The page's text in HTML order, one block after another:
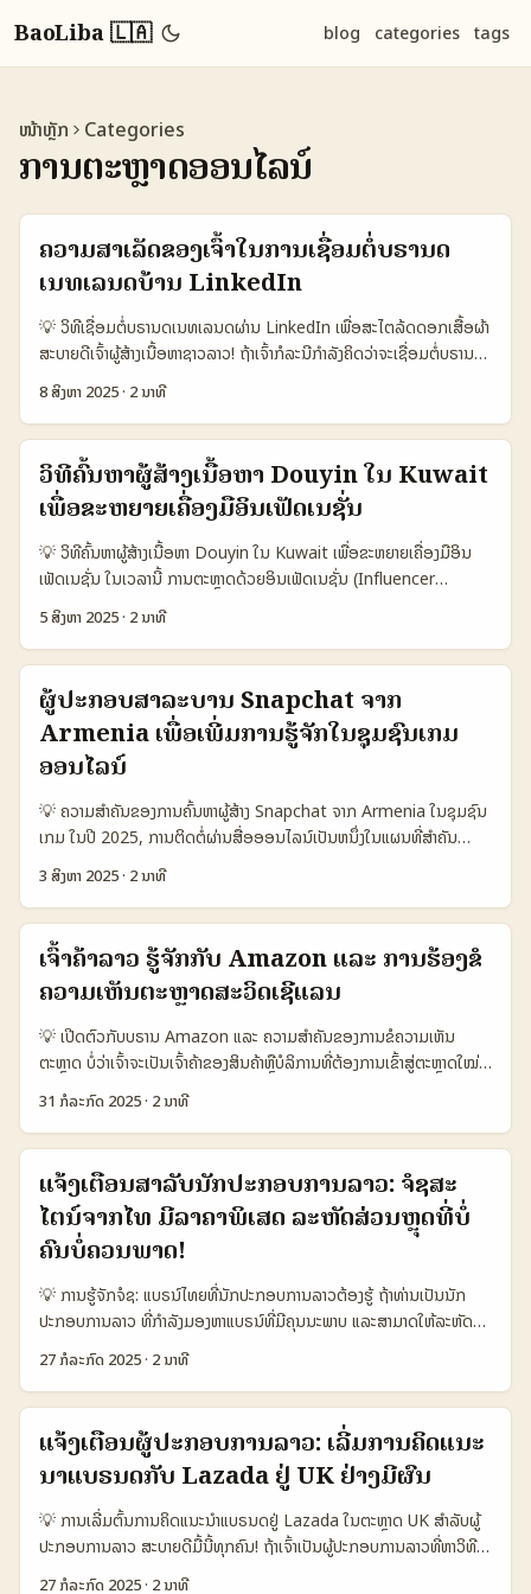
BaoLiba 🇱🇦 blog categories tags
ໜ້າຫຼັກ Categories
ການຕະຫຼາດອອນໄລນ໌
ຄວາມສຳເລັດຂອງເຈົ້າໃນການເຊື່ອມຕໍ່ບຣານດ
ເນທເລນດບ້ານ LinkedIn
💡 ວິທີເຊື່ອມຕໍ່ບຣານດເນທເລນດຜ່ານ LinkedIn ເພື່ອສະໄຕລ້ດດອກເສື້ອຜ້າ
ສະບາຍດີເຈົ້າຜູ້ສ້າງເນື້ອຫາຊາວລາວ! ຖ້າເຈົ້າກໍລະນີກຳລັງຄິດວ່າຈະເຊື່ອມຕໍ່ບຣານດ
ເນທເລນດ (Netherlands brands) ເພື່ອເຮັດຄວາມຮ່ວມມືສ້າງແບບສະໄຕ
ລ້ດແບບໃໝ່ໃຫ້ໄດ້ດ້ວຍສິນຄ້າຂອງເຂົາ ຜ່ານ LinkedIn, ບົດນີ້ຈະຊ່ວຍເຈົ້າຂອບ
ຂໍ້ມູນທີ່ເປັນຈິງແລະສາມາດນໍາໄປປະຕິບັດໄດ້ຈິງໆ. LinkedIn ເປັນແພດຟອມທີ່
ມີຄວາມນິຍົມສູງສໍາລັບຜູ້ເຮັດວຽກໃນດ້ານການຕະຫຼາດອອນໄລນ໌ ແລະການສ້າງ
ແບບສະໄຕລ້ດ. ການເຊື່ອມຕໍ່ກັບບຣານດເນທເລນດຜ່ານ LinkedIn ບໍ່ແມ່ນ
ເພີ່ມຜູ້ຕິດຕາມງ່າຍໆຢ່າງດຽວເທົ່ານັ້ນ ແຕ່ມັນແມ່ນການສ້າງຄວາມສົນທະນາທີ່ມີ
ຄຸນຄ່າ, ສະເຫຼີມສົດແລະຄວາມເຂົ້າໃຈໃນບໍລິສັດພາຍໃນ. ໃນລາຍລະອຽດ, ເຈົ້າ
ຄວນເລືອກບຣານດເນທເລນດທີ່ສົມພັດກັບແບບສະໄຕລ້ດຂອງເຈົ້າ, ຕິດຕໍ່ຜ່ານ
LinkedIn ໂດຍການສ້າງໂປຣໄຟລ໌ທີ່ມີຜົນງານສະແດງໃຫ້ເຫັນ, ແລະເລືອກໃຊ້ຄຳ
ສົ່ງທີ່ມີຄວາມມຸ່ງຫມັ້ນແລະສະແດງເຖິງຄຸນຄ່າທີ່ເຈົ້າສາມາດນໍາໃຊ້ໃນການເປັນ
ບຣານດເນທເລນດ 🧩 ມາດຕະຖານ ການສ້າງໂປຣໄຟລ໌ທີ່ດີ ການຕິດຕໍ່ພາລະກິດ
ການສົນທະນາທີ່ມີຄຸນຄ່າ ອັດຕາຜູ້ເຂົ້າໃຊ້ LinkedIn ຈາກເນທເລນດ 85%
70% 60% ອັດຕາການເຮັດຄວາມສົນທະນາກັບບຣານດ 65% 80% 70%
ອັດຕາການຮັບຮອງການຮ່ວມມືດ້ວຍບຣານດ 50% 60% 75% ຈາກຕາຕະລາງ
ຈະເຫັນໄດ້ວ່າການສ້າງໂປຣໄຟລ໌ທີ່ດີແລະການຕິດຕໍ່ພາລະກິດຢູ່ໃນລະດັບສູງຊ່ວຍ
ເພີ່ມອັດຕາການເຮັດຄວາມສົນທະນາກັບບຣານດ ແລະການຮັບຮອງການຮ່ວມມື
ກັບບຣານດດີຂຶ້ນ. ນີ້ແມ່ນສິ່ງທີ່ຜູ້ສ້າງເນື້ອຫາຄວນເຊັ່ນໃຈໃນຕອນເລີ່ມຕົ້ນການ
ຕິດຕໍ່ຂອງພວກເຂົາກັບບຣານດ. 😎 MaTitie ການສະແດງໃຫ້ເຫັນ ສະບາຍດີ ນີ້
ແມ່ນ MaTitie ຜູ້ຂຽນບົດນີ້ ແລະເປັນຜູ້ຊົມຊິງຄວາມແບບສະໄຕລ້ດທີ່ຫຼາຍຄົນ
ຮັກ. ຂ້ອຍມີປະສົບການພົບກັບ VPN ແລະການຫາວິທີໃຫ້ເຂົ້າເຖິງແພດຟອມຕ່າງໆ
ທີ່ຖືກຈັດກັບແບບລາວຢ່າງລະອຽດ. ຖ້າເຈົ້າຕ້ອງການເຂົ້າເຖິງ LinkedIn ໄດ້ດ້ວຍ
ຄວາມໄວ ປອດໄພ ແລະຮູ້ສຶກສະດວກສະບາຍ — ຂ້ອຍແນະນຳ NordVPN
ເລີຍ. ມັນເຮັດໃຫ້ເຈົ້າປິດບຸກກັບໂລກອອນໄລນ໌ໄດ້ຢ່າງງ່າຍດາຍ. ...
8 ສິງຫາ 2025· 2 ນາທີ
ວິທີຄົ້ນຫາຜູ້ສ້າງເນື້ອຫາ Douyin ໃນ Kuwait
ເພື່ອຂະຫຍາຍເຄື່ອງມືອິນເຟັດເນຊັ່ນ
💡 ວິທີຄົ້ນຫາຜູ້ສ້າງເນື້ອຫາ Douyin ໃນ Kuwait ເພື່ອຂະຫຍາຍເຄື່ອງມືອິນ
ເຟັດເນຊັ່ນ ໃນເວລານີ້ ການຕະຫຼາດດ້ວຍອິນເຟັດເນຊັ່ນ (Influencer
Marketing) ເປັນຫນຶ່ງໃນແນວທາງທີ່ເຮົາສາມາດເພີ່ມການຮູ້ຈັກສິນຄ້າ ແລະ
ບໍລິການໄດ້ຢ່າງມີປະສິດທິພາບ. ແຕ່ການຫາຜູ້ສ້າງເນື້ອຫາທີ່ເໝາະສົມສຳລັບຕະຫຼາດ
ທົ່ວໂລກ ເຊິ່ງໃນເທັກນິກຂອງ Douyin ແມ່ນແນວທາງທີ່ກຳລັງເປັນທົ່ວໄປ. ໂດຍມີ
ຜູ້ສ້າງເນື້ອຫາຈາກ Kuwait ທີ່ກໍ່ຕັ້ງຕົ້ນໃນແພລດຟອມນີ້ ແລະມີຄວາມສາມາດໃນ
ການຂະຫຍາຍເຄື່ອງມືອິນເຟັດເນຊັ່ນໃນຕະຫຼາດພາຍໃນພາກພື້ນ. ຫຼາຍຄົນອາດຈະ
ສົນໃຈວ່າ ຈະເລືອກຫຼືຫາຜູ້ສ້າງເນື້ອຫາ Douyin ຢ່າງໃດໃນ Kuwait ເພື່ອ
ຂະຫຍາຍອິນເຟັດເນຊັ່ນຂອງຕົນ. ຈິງແລ້ວ, ພວກເຮົາຈະມາເບິ່ງວິທີທີ່ຈະຊ່ວຍໃຫ້
ນີ້ຢ່າງມີປະສິດທິພາບ. ຂ້ອຍເປັນຜູ້ເຄັງຄວາມຮູ້ແລະມີປະສົບການລະອຽດໃນການ
ຂາຍອອນໄລນ໌ ກັບແພລດຟອມໃນທົ່ວໂລກ ເຊັ່ນ Douyin. ມາຮອດບາງຈຸດທີ່ຈະ
ຊ່ວຍໃຫ້ທ່ານນຳໄປສູ່ຄວາມສຳເລັດໃນການຂະຫຍາຍອິນເຟັດເນຊັ່ນຂອງທ່ານໃນ
Kuwait ຢ່າງເຂັ້ມແຂງ. 📊 ຕາຕະລາງສະຫຼຸບຂໍ້ມູນ: ການປຽບທຽບແພລດຟອມ
Douyin ໃນ Kuwait ແລະ ພາກພື້ນທີ່ອື່ນ 🧩 ມາດຕະຖານ Douyin
Kuwait Douyin ຈີນ ອື່ນໆ (TikTok ໂລກ) 👥 ຜູ້ໃຊ້ລາຍເດືອນ 150.000
700.000.000 1.200.000.000 📈 ອັດຕາການແປງແປງສິນຄ້າ 10% 25%
15% 💰 ລາຍໄດ້ເຉີຍຜູ້ສ້າງ (ກີບ/ເດືອນ) 1.500.000 15.000.000
3.000.000 🛠️ ເຄື່ອງມືຈັດການ ພື້ນຖານດີ ອັດຕະໂນມັດເຕັກນິກສູງ
ອັດຕະໂນມັດປານກາງ 🌐 ຄວາມນິຍົມໃນພາກພື້ນ ກຳລັງເພີ່ມຂຶ້ນ ສູງຫຼາຍ ສະເລ່ຍ
ຈາກຕາຕະລາງພວກເຮົາເຫັນວ່າ Douyin ໃນ Kuwait ຍັງເປັນແພລດຟອມທີ່
ກຳລັງພັດທະນາ ແລະມີຜູ້ໃຊ້ນ້ອຍກວ່າໃນຈີນ ແຕ່ກໍມີຄວາມສາມາດໃນການ
ຂະຫຍາຍເຄື່ອງມືອິນເຟັດເນຊັ່ນໄດ້ໃນພາກພື້ນຂອງຕົນ. ເຄື່ອງມືຈັດການເນື້ອຫາທີ່
ມີໃນຈີນມີຄວາມພັດທະນາສູງ ແລະສາມາດຊ່ວຍເພີ່ມປະສິດທິພາບໃຫ້ກັບຜູ້ສ້າງ
ເນື້ອຫາທົ່ວໂລກໄດ້ດີຂຶ້ນ. ສຳລັບຄົນທີ່ຢາກເຂົ້າໃຈ ແລະຂະຫຍາຍເຄື່ອງມືອິນເຟັດເນ
ຊັ່ນໃນ Kuwait ບາງສ່ວນຂອງການຮ່ວມມືທາງການຕະຫຼາດ ແລະການໃຊ້ເຄື່ອງມື
ເພື່ອການວິເຄາະຜູ້ຊົມ ເປັນສິ່ງທີ່ຈຳເປັນຫຼາຍ. ...
5 ສິງຫາ 2025· 2 ນາທີ
ຜູ້ປະກອບສາລະບານ Snapchat ຈາກ
Armenia ເພື່ອເພີ່ມການຮູ້ຈັກໃນຊຸມຊົນເກມ
ອອນໄລນ໌
💡 ຄວາມສຳຄັນຂອງການຄົ້ນຫາຜູ້ສ້າງ Snapchat ຈາກ Armenia ໃນຊຸມຊົນ
ເກມ ໃນປີ 2025, ການຕິດຕໍ່ຜ່ານສື່ອອອນໄລນ໌ເປັນຫນຶ່ງໃນແຜນທີ່ສໍາຄັນ
ສຳລັບບໍລິສັດອອນໄລນ໌ເກມ ແລະການຕິດຕໍ່ກັບຜູ້ສ້າງເນັນທົ່ວໂລກ. ສຳລັບເຮົາທີ່
ຢູ່ລາວ, ການຫາຜູ້ສ້າງ Snapchat ຈາກ Armenia ແມ່ນສິ່ງທີ່ຕ້ອງເຮັດໃນວິທີ
ທີ່ເຂົ້າກັບພາຍໃນກຸ່ມເກມອອນໄລນ໌ຢ່າງມີປະສິດທິພາບ. Snapchat ບໍລິສັດສ້າງ
ຄວາມເປັນນຳໃນດ້ານ AR ຜ່ານເຄື່ອງມື Lens ທີ່ເຮັດໃຫ້ຜູ້ໃຊ້ມີປະສົບການຕິດຕໍ່
ດ້ວຍຄວາມສົນໃຈແບບໃໝ່ໆ ແລະ AI ຊ່ວຍໃຫ້ຜູ້ສ້າງສາມາດສ້າງເນັນໄດ້ງ່າຍຂຶ້ນ
ຫຼາຍເພື່ອການປະກາດໃນຊຸມຊົນເກມ. ການຕິດຕໍ່ຜ່ານ Snapchat ເປັນທາງ
ຮູ້ຈັກໃນຊຸມຊົນເກມອອນໄລນ໌ຂອງ Armenia ໂດຍການເລືອກຜູ້ສ້າງເນັນທີ່ມີ
ຄວາມເຂົ້າໃຈໃນເກມ ແລະໃຊ້ການເຄື່ອນໄຫວຂອງ AR ແລະ AI ເພື່ອສ້າງຄວາມ
ສົນໃຈ. 📊 ຕາຕະລາງການພັດທະນາ Snapchat ແລະຜູ້ສ້າງເນັນທີ່ຈາກຕ່າງ
Snapchat Creators Global Average 👥 ຜູ້ໃຊ້ລາຍເດືອນ (ລ້ານຄົນ)
0.15 0.05 0.85 💰 ລາຍໄດ້ເປັນສິນເງິນດອລລາຕ່າງປະເທດ (ການເງິນຕ່າງ
ປະເທດມາກກວ່າ) 12% 7% 9% 📈 ອັດຕາການເຜີຍແຜ່ເນັນ AR 28%
15% 20% 🧑‍🎤 ຜູ້ສ້າງເນັນທີ່ມີສະຫຼຸບກວ່າ 10.000 ຕິດຕາມ 350 90
2.000 🔍 ອັດຕາການໃຊ້ AI ໃນການພັດທະນາເນັນ 85% 60% 75%
ຕາຕະລາງເຮັດໃຫ້ເຫັນວ່າ ຜູ້ສ້າງ Snapchat ຈາກ Armenia ມີການເຜີຍແຜ່
ເນັນ AR ແລະການໃຊ້ AI ສູງກວ່າສະເພາະໃນພື້ນທີ່ຂອງລາວ. ນີ້ແມ່ນເຄື່ອງຊ່ວຍທີ່
ສໍາຄັນໃນການສ້າງຄວາມຮູ້ຈັກໃນຊຸມຊົນເກມອອນໄລນ໌. ດ້ວຍດາວໄລ້ເນັນ
ເທັກໂນໂລຊີຫຼາຍແລະຜູ້ສ້າງທີ່ມີຄວາມສາມາດສູງ, ການຕິດຕໍ່ໃນພື້ນທີ່ນີ້ຈະເຮັດໃຫ້
ແບຣນດເກມຂອງທ່ານມີຄວາມຮູ້ຈັກສູງຂຶ້ນໃນຕະຫຼາດ. ...
3 ສິງຫາ 2025· 2 ນາທີ
ເຈົ້າຄ້າລາວ ຮູ້ຈັກກັບ Amazon ແລະ ການຮ້ອງຂໍ
ຄວາມເຫັນຕະຫຼາດສະວິດເຊີແລນ
💡 ເປີດຕົວກັບບຣານ Amazon ແລະ ຄວາມສຳຄັນຂອງການຂໍຄວາມເຫັນ
ຕະຫຼາດ ບໍ່ວ່າເຈົ້າຈະເປັນເຈົ້າຄ້າຂອງສິນຄ້າຫຼືບໍລິການທີ່ຕ້ອງການເຂົ້າສູ່ຕະຫຼາດໃໝ່ໆ
ຢ່າງຕະຫຼາດສະວິດເຊີແລນ, ການຮ້ອງຂໍຄວາມເຫັນຈາກລູກຄ້າຫຼືຕະຫຼາດໃນພື້ນທີ່
ນັ້ນເປັນຫຼັກສູດທີ່ຈຳເປັນ. ບໍ່ວ່າທ່ານຈະເປັນເຈົ້າຄ້າອອນໄລນ໌ໃນລາວຫຼືບໍ່, ການ
ເຂົ້າໃຈການຄ້າຂອງ Amazon ໃນຕະຫຼາດສະວິດເຊີແລນ ແລະການຮ້ອງຂໍຄວາມ
ເຫັນຈາກຜູ້ໃຊ້ຈະຊ່ວຍໃຫ້ທ່ານປັບປຸງສິນຄ້າ ແລະການຕະຫຼາດໃຫ້ມີຄວາມສົມບູນ
ຕາມຄວາມຕ້ອງການຕະຫຼາດຈິງ. ຕາມຂ່າວລ່າສຸດຈາກ InvestingPro ໃນວັນທີ
29 ກໍລະກົດ 2025, Amazon ເປັນບໍລິສັດທີ່ໄດ້ຮັບການຄວາມນິຍົມສູງຈາກ
ຕະຫຼາດເຄື່ອງມືອອນໄລນ໌ ແລະບໍລິການຄອມພິວເຕີໄຫ້ກັບເປັນຜູ້ນໍາດ້ານນີ້. ສ່ວນ
ຕອນທີ 2 ຂອງປີ 2025 ໄດ້ດີກວ່າຄາດຫວັງ. ສໍາລັບເຈົ້າຄ້າລາວ, ການຂໍຄວາມ
ເຫັນຈາກຕະຫຼາດສະວິດເຊີແລນຈະເຮັດໃຫ້ເຂົາເຂົ້າໃຈຄວາມຕ້ອງການແລະພຶດຕິກຳ
ຂອງຜູ້ບໍລິໂພກໄດ້ດີຂຶ້ນ, ຊ່ວຍໃຫ້ບຣານສາມາດປັບປຸງການຕະຫຼາດຂອງຕົນໃນ
Amazon ໃນສະວິດເຊີແລນ ແລະ ລາວ 🧩 ມາດຕະຖານ Amazon
ສະວິດເຊີແລນ Amazon ລາວ 👥 ຈຳນວນຜູ້ໃຊ້ອອນໄລນ໌ປະຈຳເດືອນ 1.5
ລ້ານ 250,000 📈 ອັດຕາແລກປ່ຽນຂອງຜູ້ຊື້ 18% 12% 💰 ຄ່າທຳນຽມການ
ຂາຍໃນແພດຟອມ 12% 8% 🛠️ ຄວາມສາມາດໃນການຮ້ອງຂໍຄວາມເຫັນ ສູງ
ກາງ 📊 ການຕິດຕາມຄວາມຄິດແລະຄວາມພຶດຕິກຳ ມີລະບົບຄວາມຄິດແບບເຕັກ
ໂນໂລຍີ ຈຳກັດ ຈາກຕາຕະລາງເຫັນວ່າ Amazon ໃນສະວິດເຊີແລນມີການ
ເຂົ້າຮ່ວມຂອງຜູ້ໃຊ້ທີ່ສູງກວ່າລາວ ແລະອັດຕາແລກປ່ຽນທີ່ດີເຮັດໃຫ້ການຮ້ອງຂໍ
ຄວາມເຫັນມີປະສິດທິພາບສູງ. ແຕ່ຄ່າທຳນຽມການຂາຍຢູ່ລາວນ້ອຍກວ່າ, ຊ່ວຍໃຫ້
31 ກໍລະກົດ 2025· 2 ນາທີ
ແຈ້ງເຕືອນສຳລັບນັກປະກອບການລາວ: ຈໍຊສະ
ໄຕນ໌ຈາກໄທ ມີລາຄາພິເສດ ລະຫັດສ່ວນຫຼຸດທີ່ບໍ່
ຄົນບໍ່ຄວນພາດ!
💡 ການຮູ້ຈັກຈໍຊ: ແບຣນ໌ໄທຍທີ່ນັກປະກອບການລາວຕ້ອງຮູ້ ຖ້າທ່ານເປັນນັກ
ປະກອບການລາວ ທີ່ກຳລັງມອງຫາແບຣນ໌ທີ່ມີຄຸນນະພາບ ແລະສາມາດໃຫ້ລະຫັດ
ສ່ວນຫຼຸດພິເສດໄດ້ ຈໍຊ (Josh) ຈະເປັນຕົວເລືອກທີ່ບໍ່ຄວນພາດ. ແບຣນ໌ນີ້
ມາຈາກໄທ ແລະເປັນແພລດຟອລມທີ່ຜູ້ໃຊ້ທົ່ວໂລກສາມາດເຮັດວິດີໂອອອນໄລນ໌ທີ່
ໄວ ແລະເໝາະສົມສຳລັບຜູ້ທີ່ຢາກເພີ່ມຜົນປະໂຫຍດຈາກການໂພສທາງໂຊເຊຍ. ໃນປີ
2025 ນີ້, ມີການພັດທະນາລະຫັດສ່ວນຫຼຸດສ່ວນປະກອບການທີ່ຈໍຊຈຳໃຫ້ຜູ້ໃຊ້
ສາມາດໄດ້ຮັບຄຸນນະພາບການຊື້ທີ່ຄຸ້ມຄ່າຫຼາຍຂຶ້ນ. ນັກຕະຫຼາດອອນໄລນ໌ລາວ
ສາມາດນຳມາໃຊ້ແລະເປັນຕົວເລືອກທີ່ສົມບູນເພື່ອການສົ່ງເສີມທຳລາຍຢ່າງເປັນ
ທາງການ. 📊 ຕາຕະລາງການເລື່ອນໄຫວຂອງຈໍຊ ໃນພາກພື້ນອາຊຽນ ປະເທດ 🗺️
ຈໍຊ ຜູ້ໃຊ້ຕໍ່ເດືອນ 👥 ລະຫັດສ່ວນຫຼຸດທີ່ສະເຫຼີມສົດ 🎟️ ອັດຕາເພີ່ມຂຶ້ນຂອງຜູ້ໃຊ້
📈 ຄ່າທຳນຽມການສະໝັກ (THB) 💰 ໄທ (Thailand) 1.500.000
EXCL30 (30% OFF) +25% 99 ລາວ (Laos) 50.000 LAOS15
27 ກໍລະກົດ 2025· 2 ນາທີ
ແຈ້ງເຕືອນຜູ້ປະກອບການລາວ: ເລີ່ມການຄິດແນະ
ນຳແບຣນດກັບ Lazada ຢູ່ UK ຢ່າງມີຜົນ
💡 ການເລີ່ມຕົ້ນການຄິດແນະນຳແບຣນດຢູ່ Lazada ໃນຕະຫຼາດ UK ສຳລັບຜູ້
ປະກອບການລາວ ສະບາຍດີມື້ນີ້ທຸກຄົນ! ຖ້າເຈົ້າເປັນຜູ້ປະກອບການລາວທີ່ຫາວິທີ
ເພີ່ມການຂາຍ ແລະຢາກເຂົ້າຕະຫຼາດຕ່າງປະເທດ ບົດຄວາມນີ້ສົ່ງມາພ້ອມແນະນຳທີ່
27 ກໍລະກົດ 2025· 2 ນາທີ